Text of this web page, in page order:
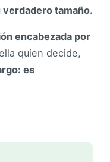
tamaño.
encabezada por
quien decide,
es